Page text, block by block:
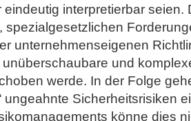
interpretierbar seien.
spezialgesetzlichen
unternehmenseigenen
und
werde. In der Folge
ungeahnte Sicherheitsrisiken
könne dies